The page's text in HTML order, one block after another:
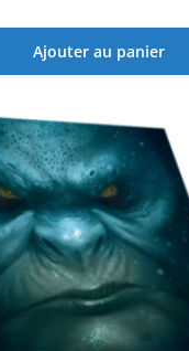
Ajouter au panier